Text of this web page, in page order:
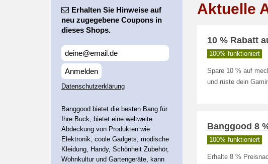
Erhalten Sie Hinweise auf
neu zugegebene Coupons in
dieses Shops.
Anmelden
Datenschutzerklärung
Banggood bietet die besten Bang für
Ihre Buck, bietet eine weltweite
Abdeckung von Produkten wie
Elektronik, coole Gadgets, modische
Kleidung, Handy, Schönheit Zubehör,
Wohnkultur und Gartengeräte, kann
Aktuelle
10 % Rabatt
100% funktioniert
Spare 10 % auf
und rüste dein
Banggood 8
100% funktioniert
Erhalte 8 %